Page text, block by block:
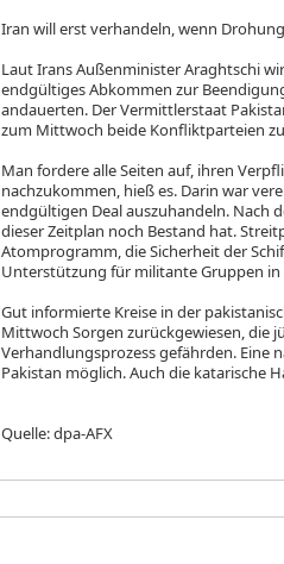
Iran will erst verhandeln, wenn
Laut Irans Außenminister Araghtschi
endgültiges Abkommen zur
andauerten. Der Vermittlerstaat
zum Mittwoch beide Konfliktparteien
Man fordere alle Seiten auf, ihren
nachzukommen, hieß es. Darin war
endgültigen Deal auszuhandeln. Nach
dieser Zeitplan noch Bestand hat.
Atomprogramm, die Sicherheit der
Unterstützung für militante Gruppen in
Gut informierte Kreise in der
Mittwoch Sorgen zurückgewiesen, die
Verhandlungsprozess gefährden. Eine
Pakistan möglich. Auch die katarische
Quelle: dpa-AFX